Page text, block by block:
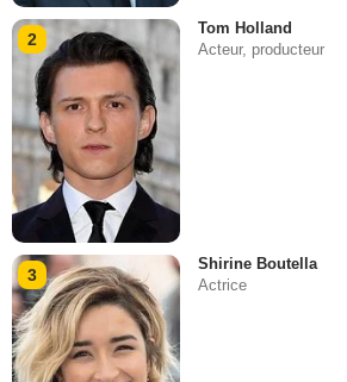
2
Tom Holland
Acteur, producteur
3
Shirine Boutella
Actrice